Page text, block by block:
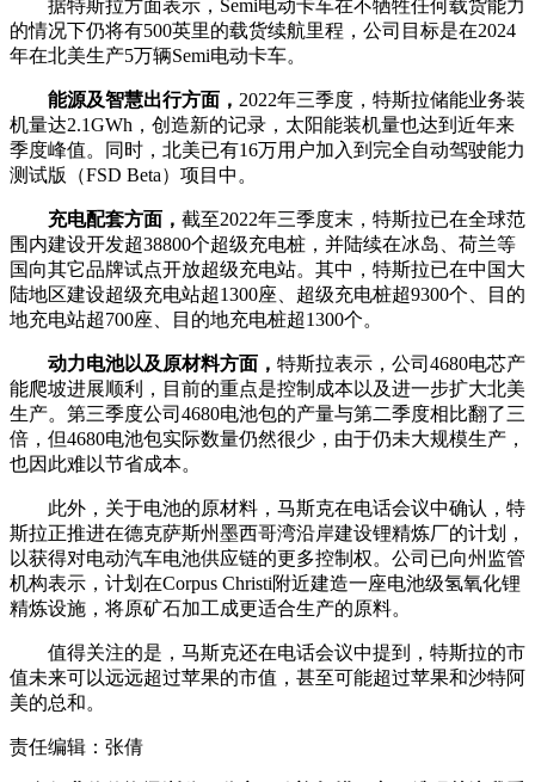
据特斯拉方面表示，Semi电动卡车在不牺牲任何载货能力
的情况下仍将有500英里的载货续航里程，公司目标是在2024
年在北美生产5万辆Semi电动卡车。
能源及智慧出行方面， 2022年三季度，特斯拉储能业务装
机量达2.1GWh，创造新的记录，太阳能装机量也达到近年来
季度峰值。同时，北美已有16万用户加入到完全自动驾驶能力
测试版（FSD Beta）项目中。
充电配套方面， 截至2022年三季度末，特斯拉已在全球范
围内建设开发超38800个超级充电桩，并陆续在冰岛、荷兰等
国向其它品牌试点开放超级充电站。其中，特斯拉已在中国大
陆地区建设超级充电站超1300座、超级充电桩超9300个、目的
地充电站超700座、目的地充电桩超1300个。
动力电池以及原材料方面， 特斯拉表示，公司4680电芯产
能爬坡进展顺利，目前的重点是控制成本以及进一步扩大北美
生产。第三季度公司4680电池包的产量与第二季度相比翻了三
倍，但4680电池包实际数量仍然很少，由于仍未大规模生产，
也因此难以节省成本。
此外，关于电池的原材料，马斯克在电话会议中确认，特
斯拉正推进在德克萨斯州墨西哥湾沿岸建设锂精炼厂的计划，
以获得对电动汽车电池供应链的更多控制权。公司已向州监管
机构表示，计划在Corpus Christi附近建造一座电池级氢氧化锂
精炼设施，将原矿石加工成更适合生产的原料。
值得关注的是，马斯克还在电话会议中提到，特斯拉的市
值未来可以远远超过苹果的市值，甚至可能超过苹果和沙特阿
美的总和。
责任编辑：张倩